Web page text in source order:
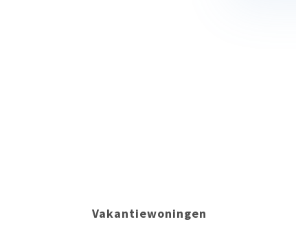
Vakantiewoningen